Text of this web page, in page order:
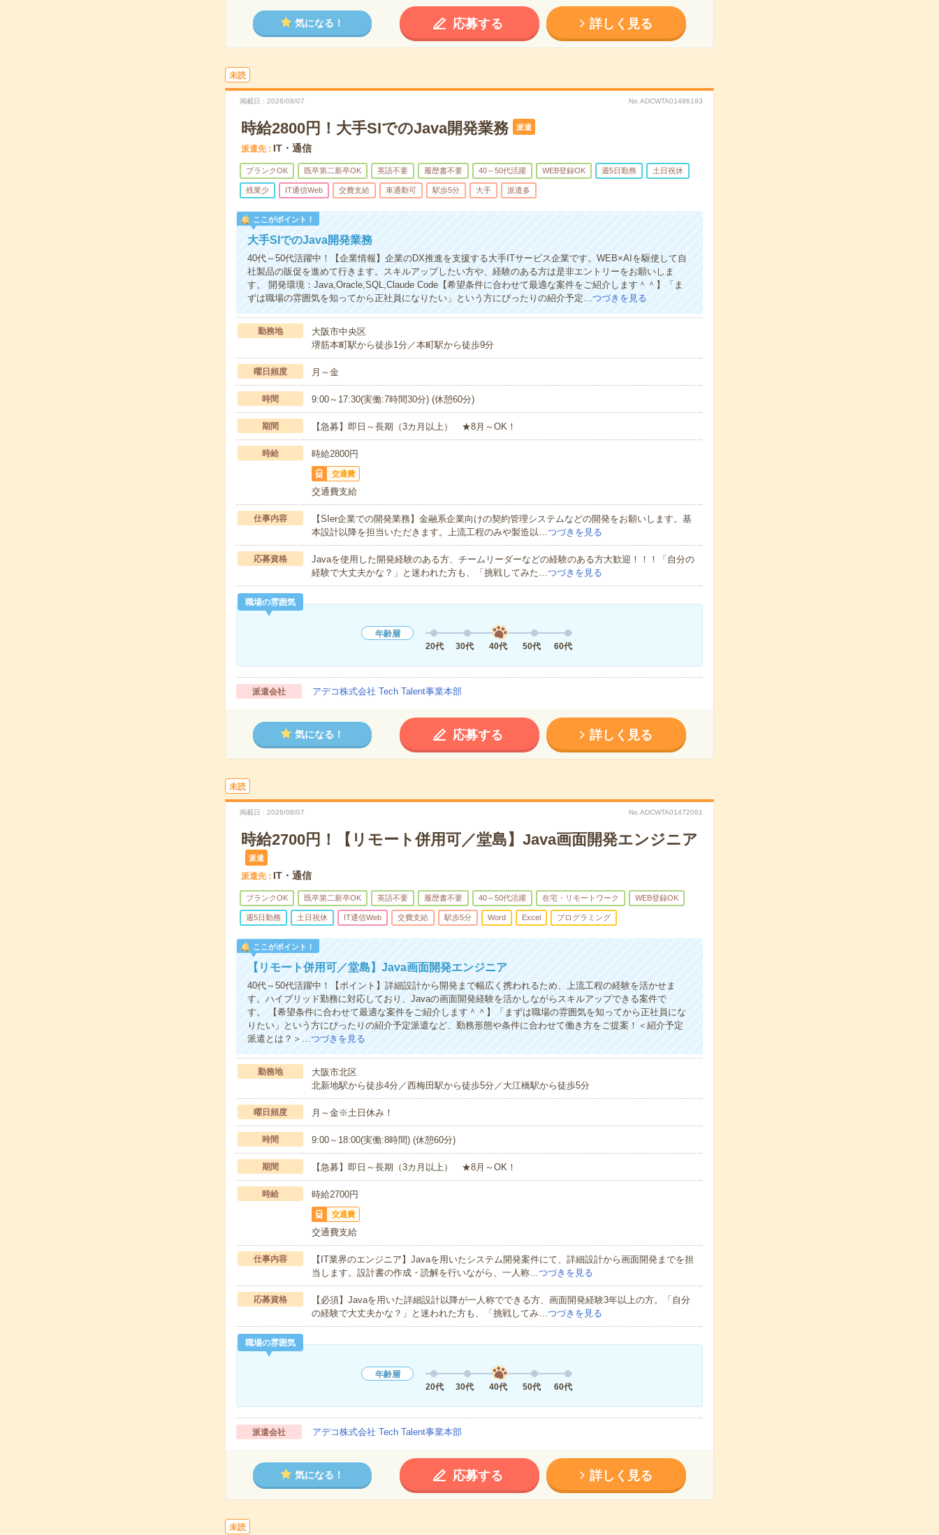
気になる！ 応募する 詳しく見る
未読
掲載日 2026/08/07 No.ADCWTA01486193
時給2800円！大手SIでのJava開発業務 派遣
派遣先 IT・通信
ブランクOK 既卒第二新卒OK 英語不要 履歴書不要 40～50代活躍 WEB登録OK 週5日勤務 土日祝休
残業少 IT通信Web 交費支給 車通勤可 駅歩5分 大手 派遣多
ここがポイント！
大手SIでのJava開発業務
40代～50代活躍中！【企業情報】企業のDX推進を支援する大手ITサービス企業です。WEB×AIを駆使して自
社製品の販促を進めて行きます。スキルアップしたい方や、経験のある方は是非エントリーをお願いしま
す。 開発環境：Java,Oracle,SQL,Claude Code【希望条件に合わせて最適な案件をご紹介します＾＾】「ま
ずは職場の雰囲気を知ってから正社員になりたい」という方にぴったりの紹介予定…つづきを見る
勤務地
大阪市中央区
堺筋本町駅から徒歩1分／本町駅から徒歩9分
曜日頻度 月～金
時間 9:00～17:30(実働:7時間30分) (休憩60分)
期間 【急募】即日～長期（3カ月以上） ★8月～OK！
時給 時給2800円
交通費
交通費支給
仕事内容
【SIer企業での開発業務】金融系企業向けの契約管理システムなどの開発をお願いします。基
本設計以降を担当いただきます。上流工程のみや製造以…つづきを見る
応募資格
Javaを使用した開発経験のある方、チームリーダーなどの経験のある方大歓迎！！！「自分の
経験で大丈夫かな？」と迷われた方も、「挑戦してみた…つづきを見る
職場の雰囲気
年齢層
20代
30代 40代 50代 60代
派遣会社 アデコ株式会社 Tech Talent事業本部
気になる！ 応募する 詳しく見る
未読
掲載日 2026/08/07 No.ADCWTA01472061
時給2700円！【リモート併用可／堂島】Java画面開発エンジニア
派遣
派遣先 IT・通信
ブランクOK 既卒第二新卒OK 英語不要 履歴書不要 40～50代活躍 在宅・リモートワーク WEB登録OK
週5日勤務 土日祝休 IT通信Web 交費支給 駅歩5分 Word Excel プログラミング
ここがポイント！
【リモート併用可／堂島】Java画面開発エンジニア
40代～50代活躍中！【ポイント】詳細設計から開発まで幅広く携われるため、上流工程の経験を活かせま
す。ハイブリッド勤務に対応しており、Javaの画面開発経験を活かしながらスキルアップできる案件で
す。 【希望条件に合わせて最適な案件をご紹介します＾＾】「まずは職場の雰囲気を知ってから正社員にな
りたい」という方にぴったりの紹介予定派遣など、勤務形態や条件に合わせて働き方をご提案！＜紹介予定
派遣とは？＞…つづきを見る
勤務地
大阪市北区
北新地駅から徒歩4分／西梅田駅から徒歩5分／大江橋駅から徒歩5分
曜日頻度 月～金※土日休み！
時間 9:00～18:00(実働:8時間) (休憩60分)
期間 【急募】即日～長期（3カ月以上） ★8月～OK！
時給 時給2700円
交通費
交通費支給
仕事内容
【IT業界のエンジニア】Javaを用いたシステム開発案件にて、詳細設計から画面開発までを担
当します。設計書の作成・読解を行いながら、一人称…つづきを見る
応募資格
【必須】Javaを用いた詳細設計以降が一人称でできる方、画面開発経験3年以上の方。「自分
の経験で大丈夫かな？」と迷われた方も、「挑戦してみ…つづきを見る
職場の雰囲気
年齢層
20代
30代 40代 50代 60代
派遣会社 アデコ株式会社 Tech Talent事業本部
気になる！ 応募する 詳しく見る
未読